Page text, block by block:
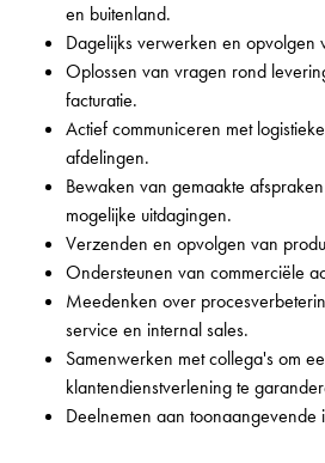
en buitenland.
Dagelijks verwerken en opvolgen
Oplossen van vragen rond
facturatie.
Actief communiceren met
afdelingen.
Bewaken van gemaakte
mogelijke uitdagingen.
Verzenden en opvolgen van
Ondersteunen van commerciële
Meedenken over
service en internal sales.
Samenwerken met collega's om
klantendienstverlening te
Deelnemen aan toonaangevende